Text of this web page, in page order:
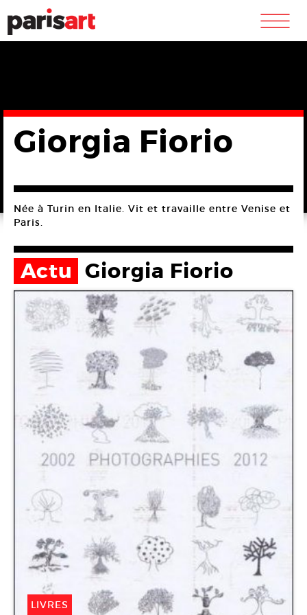
m
Giorgia Fiorio
Née à Turin en Italie. Vit et travaille entre Venise et
Paris.
Actu Giorgia Fiorio
LIVRES